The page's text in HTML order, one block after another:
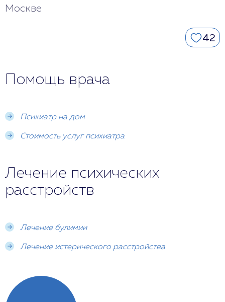
Москве
42
Помощь врача
Психиатр на дом
Стоимость услуг психиатра
Лечение психических
расстройств
Лечение булимии
Лечение истерического расстройства